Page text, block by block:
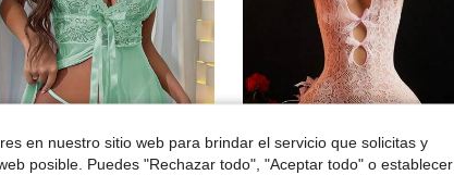
4.78
4.78
en nuestro sitio web para brindar el servicio que solicitas y
posible. Puedes "Rechazar todo", "Aceptar todo" o establecer